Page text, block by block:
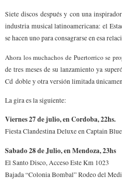
Siete discos después y con una
industria musical latinoamericana: el
se hacen uno para consagrarse en esa
Ahora los muchachos de Puertorrico se
de tres meses de su lanzamiento ya
Cd doble y otra versión limitada
La gira es la siguiente:
Viernes 27 de julio, en Cordoba, 22hs.
Fiesta Clandestina Deluxe en Captain
Sabado 28 de Julio, en Mendoza, 23hs
El Santo Disco, Acceso Este Km 1023
Bajada “Colonia Bombal” Rodeo del